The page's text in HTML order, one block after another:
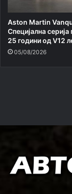
Aston Martin
Специјална
25 години од V12
05/08/2026